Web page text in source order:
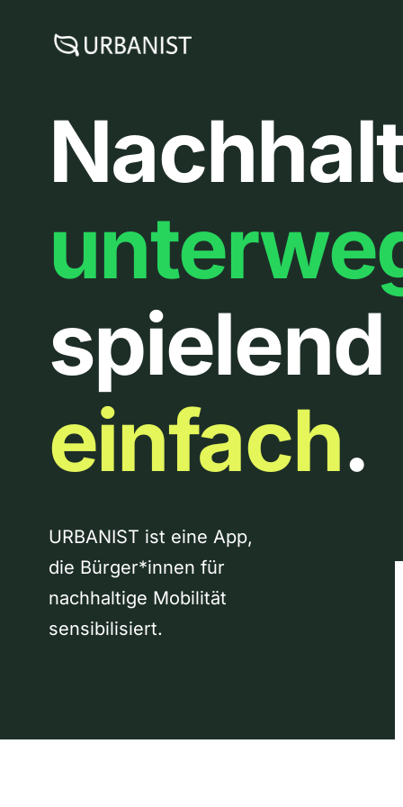
spielend
einfach.
URBANIST ist eine App,
die Bürger*innen für
nachhaltige Mobilität
sensibilisiert.